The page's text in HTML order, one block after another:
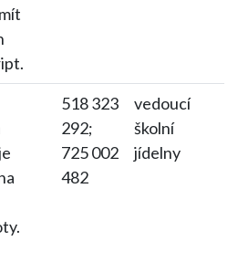
518 323
292;
725 002
482
vedoucí
školní
jídelny